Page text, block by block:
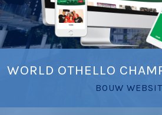
WORLD OTHELLO
BOUW